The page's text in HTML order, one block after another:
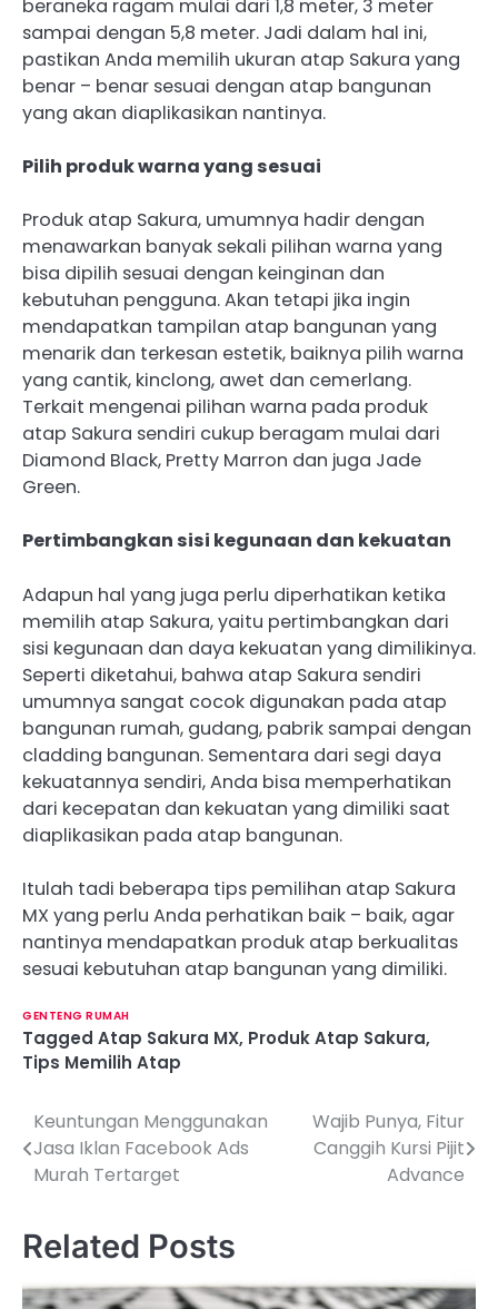
beraneka ragam mulai dari 1,8 meter, 3 meter
sampai dengan 5,8 meter. Jadi dalam hal ini,
pastikan Anda memilih ukuran atap Sakura yang
benar – benar sesuai dengan atap bangunan
yang akan diaplikasikan nantinya.
Pilih produk warna yang sesuai
Produk atap Sakura, umumnya hadir dengan
menawarkan banyak sekali pilihan warna yang
bisa dipilih sesuai dengan keinginan dan
kebutuhan pengguna. Akan tetapi jika ingin
mendapatkan tampilan atap bangunan yang
menarik dan terkesan estetik, baiknya pilih warna
yang cantik, kinclong, awet dan cemerlang.
Terkait mengenai pilihan warna pada produk
atap Sakura sendiri cukup beragam mulai dari
Diamond Black, Pretty Marron dan juga Jade
Green.
Pertimbangkan sisi kegunaan dan kekuatan
Adapun hal yang juga perlu diperhatikan ketika
memilih atap Sakura, yaitu pertimbangkan dari
sisi kegunaan dan daya kekuatan yang dimilikinya.
Seperti diketahui, bahwa atap Sakura sendiri
umumnya sangat cocok digunakan pada atap
bangunan rumah, gudang, pabrik sampai dengan
cladding bangunan. Sementara dari segi daya
kekuatannya sendiri, Anda bisa memperhatikan
dari kecepatan dan kekuatan yang dimiliki saat
diaplikasikan pada atap bangunan.
Itulah tadi beberapa tips pemilihan atap Sakura
MX yang perlu Anda perhatikan baik – baik, agar
nantinya mendapatkan produk atap berkualitas
sesuai kebutuhan atap bangunan yang dimiliki.
GENTENG RUMAH
Tagged Atap Sakura MX, Produk Atap Sakura,
Tips Memilih Atap
P
o
t
n
Keuntungan Menggunakan
Jasa Iklan Facebook Ads
Murah Tertarget
Wajib Punya, Fitur
Canggih Kursi Pijit
Advance
Related Posts